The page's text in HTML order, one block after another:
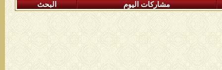
مشاركات اليوم البحث